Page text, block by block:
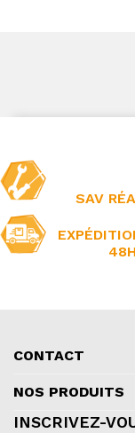
SAV
48H
CONTACT
NOS PRODUITS
INSCRIVEZ-